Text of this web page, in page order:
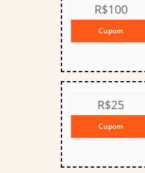
R$100
Cupom
R$25
Cupom